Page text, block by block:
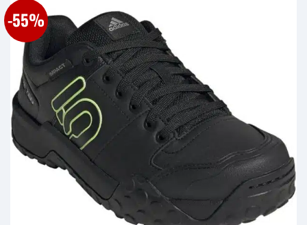
-55%